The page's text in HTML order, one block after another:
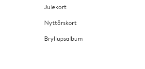
Julekort
Nyttårskort
Bryllupsalbum